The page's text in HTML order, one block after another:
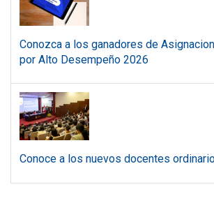
Conozca a los ganadores de
por Alto Desempeño 2026
Conoce a los nuevos docentes